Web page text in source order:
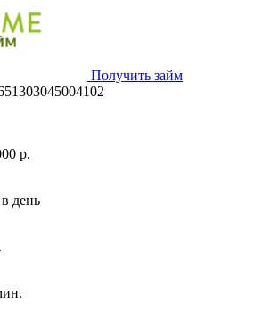
Получить займ
р.
день